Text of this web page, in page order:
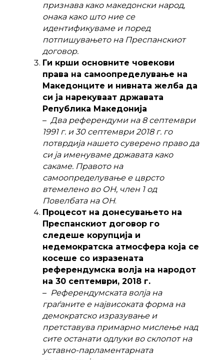
признава како македонски народ,
онака како што ние се
идентификуваме и поред
потпишувањето на Преспанскиот
договор.
Ги крши основните човекови
права на самоопределување на
Македонците и нивната желба да
си ја нарекуваат државата
Република Македонија
– Два референдуми на 8 септември
1991 г. и 30 септември 2018 г. го
потврдија нашето суверено право да
си ја именуваме државата како
сакаме. Правото на
самоопределување е цврсто
втемелено во ОН, член 1 од
Повелбата на ОН.
Процесот на донесувањето на
Преспанскиот договор го
следеше корупција и
недемократска атмосфера која се
косеше со изразената
референдумска волја на народот
на 30 септември, 2018 г.
– Референдумската волја на
граѓаните е највисоката форма на
демократско изразување и
претставува примарно мислење над
сите останати одлуки во склопот на
уставно-парламентарната